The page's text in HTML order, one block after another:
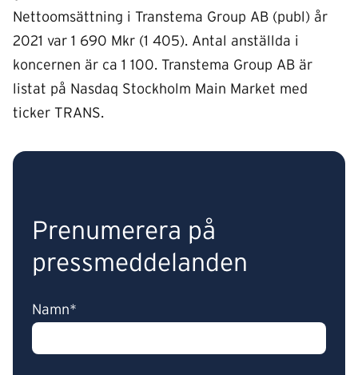
Nettoomsättning i Transtema Group AB (publ) år
2021 var 1 690 Mkr (1 405). Antal anställda i
koncernen är ca 1 100. Transtema Group AB är
listat på Nasdaq Stockholm Main Market med
ticker TRANS.
Prenumerera på
pressmeddelanden
Namn*